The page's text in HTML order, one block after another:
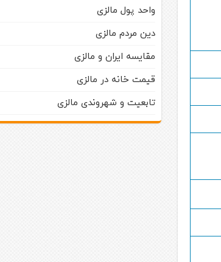
واحد پول مالزی
دین مردم مالزی
مقایسه ایران و مالزی
قیمت خانه در مالزی
تابعیت و شهروندی مالزی